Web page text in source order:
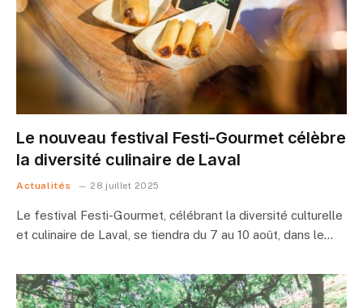
Le nouveau festival Festi-Gourmet célèbre
la diversité culinaire de Laval
Actualités 28 juillet 2025
Le festival Festi-Gourmet, célébrant la diversité culturelle
et culinaire de Laval, se tiendra du 7 au 10 août, dans le…